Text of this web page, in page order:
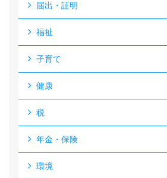
届出・証明
福祉
子育て
健康
税
年金・保険
環境